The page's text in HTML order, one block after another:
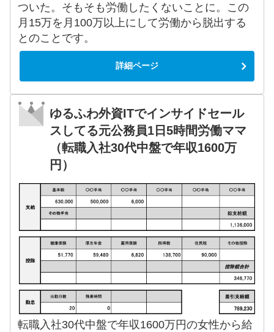
ついた。そもそも労働したくないことに。この
月15万を月100万以上にして労働から脱出する
とのことです。
詳細ページ
ゆるふわ外資ITでインサイドセール
スしてる元公務員1日5時間労働ママ
（転職入社30代中盤で年収1600万
円）
転職入社30代中盤で年収1600万円の女性から給